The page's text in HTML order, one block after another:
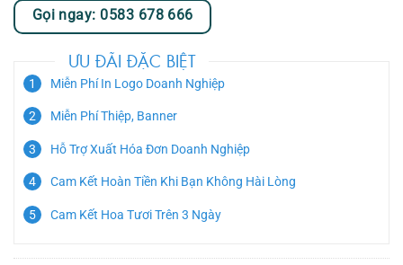
Gọi ngay: 0583 678 666
ƯU ĐÃI ĐẶC BIỆT
Miễn Phí In Logo Doanh Nghiệp
Miễn Phí Thiệp, Banner
Hỗ Trợ Xuất Hóa Đơn Doanh Nghiệp
Cam Kết Hoàn Tiền Khi Bạn Không Hài Lòng
Cam Kết Hoa Tươi Trên 3 Ngày